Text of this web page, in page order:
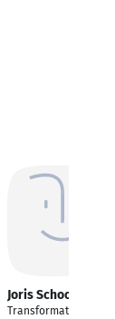
Joris Schoor
Transformations